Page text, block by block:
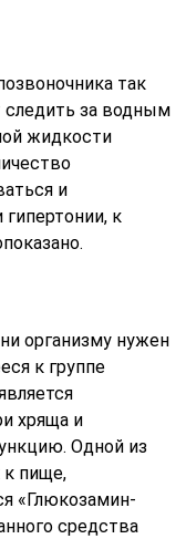
диеты
чтобы питание
грыже
хрящевой
вещества,
в
количества
запас
продуктов
диетического
питательных